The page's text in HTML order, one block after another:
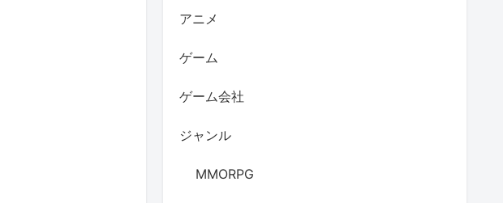
アニメ
ゲーム
ゲーム会社
ジャンル
MMORPG